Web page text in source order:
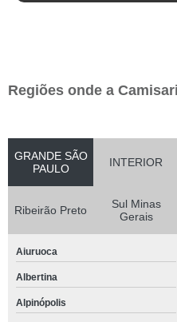
Regiões onde a
GRANDE SÃO
PAULO
INTERIOR
Ribeirão Preto
Sul Minas
Gerais
Aiuruoca
Albertina
Alpinópolis